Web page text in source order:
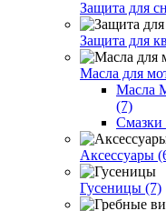
Защита для
Защита для
Масла для
Масла
(7)
Смазки
Аксессуары
Гусеницы (7)